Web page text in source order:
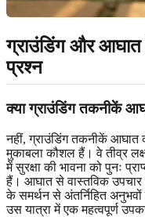
ग्राउंडिंग और
प्रश्न
क्या ग्राउंडिंग तकनीकें
नहीं, ग्राउंडिंग तकनीकें
मुकाबला कौशल हैं। वे तीव्र
में सुरक्षा की भावना को पुनः
हैं। आघात से वास्तविक उपचार
के समर्थन से अंतर्निहित अनुभवों
उस यात्रा में एक महत्वपूर्ण